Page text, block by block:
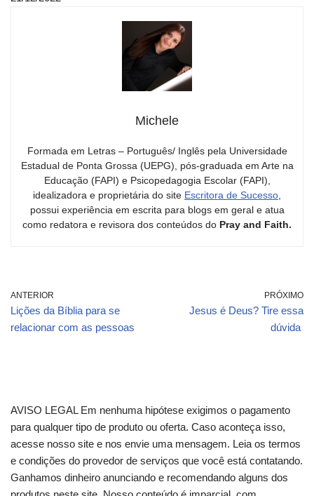
Michele
Formada em Letras – Português/ Inglês pela Universidade
Estadual de Ponta Grossa (UEPG), pós-graduada em Arte na
Educação (FAPI) e Psicopedagogia Escolar (FAPI),
idealizadora e proprietária do site Escritora de Sucesso
possui experiência em escrita para blogs em geral e atua
como redatora e revisora dos conteúdos do Pray and Faith.
ANTERIOR
Lições da Bíblia para se
relacionar com as pessoas
PRÓXIMO
Jesus é Deus? Tire essa
dúvida
AVISO LEGAL Em nenhuma hipótese exigimos o pagamento
para qualquer tipo de produto ou oferta. Caso aconteça isso,
acesse nosso site e nos envie uma mensagem. Leia os termos
e condições do provedor de serviços que você está contatando.
Ganhamos dinheiro anunciando e recomendando alguns dos